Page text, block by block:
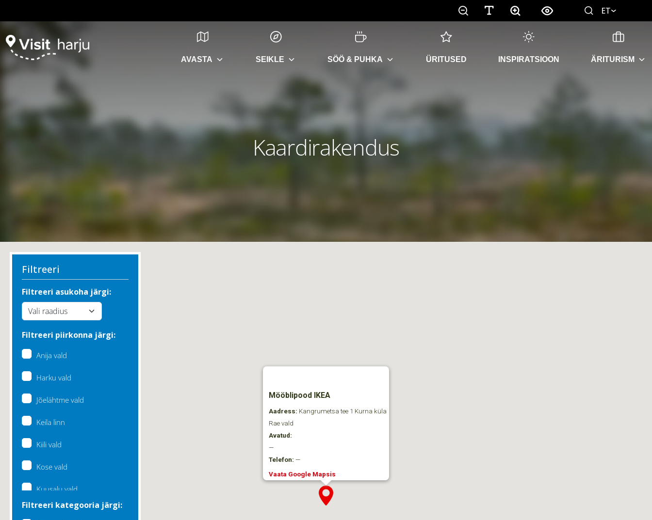
ET
AVASTA SEIKLE SÖÖ & PUHKA ÜRITUSED INSPIRATSIOON ÄRITURISM
Kaardirakendus
Filtreeri
Filtreeri asukoha järgi:
Filtreeri piirkonna järgi:
Anija vald
Harku vald
Jõelähtme vald
Keila linn
Kiili vald
Kose vald
Kuusalu vald
Lääne-Harju vald
Filtreeri kategooria järgi:
Mööblipood IKEA
Aadress: Kangrumetsa tee 1 Kurna küla
Rae vald
Avatud:
—
Telefon: —
Vaata Google Mapsis